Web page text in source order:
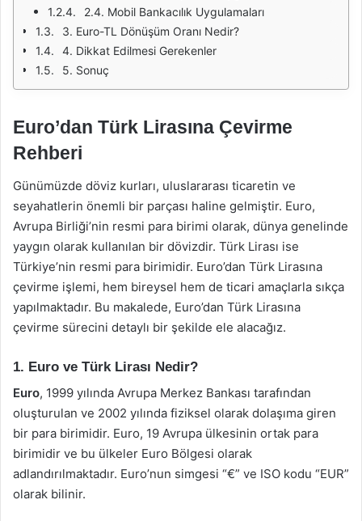
2.4. Mobil Bankacılık Uygulamaları
3. Euro-TL Dönüşüm Oranı Nedir?
4. Dikkat Edilmesi Gerekenler
5. Sonuç
Euro’dan Türk Lirasına Çevirme
Rehberi
Günümüzde döviz kurları, uluslararası ticaretin ve
seyahatlerin önemli bir parçası haline gelmiştir. Euro,
Avrupa Birliği’nin resmi para birimi olarak, dünya genelinde
yaygın olarak kullanılan bir dövizdir. Türk Lirası ise
Türkiye’nin resmi para birimidir. Euro’dan Türk Lirasına
çevirme işlemi, hem bireysel hem de ticari amaçlarla sıkça
yapılmaktadır. Bu makalede, Euro’dan Türk Lirasına
çevirme sürecini detaylı bir şekilde ele alacağız.
1. Euro ve Türk Lirası Nedir?
Euro, 1999 yılında Avrupa Merkez Bankası tarafından
oluşturulan ve 2002 yılında fiziksel olarak dolaşıma giren
bir para birimidir. Euro, 19 Avrupa ülkesinin ortak para
birimidir ve bu ülkeler Euro Bölgesi olarak
adlandırılmaktadır. Euro’nun simgesi “€” ve ISO kodu “EUR”
olarak bilinir.